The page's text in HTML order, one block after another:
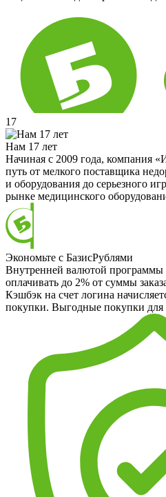
17
Нам 17 лет
Начиная с 2009 года, компания
путь от мелкого поставщика
и оборудования до серьезного
рынке медицинского
Экономьте с БазисРублями
Внутренней валютой программы
оплачивать до 2% от суммы
Кэшбэк на счет логина
покупки. Выгодные покупки для